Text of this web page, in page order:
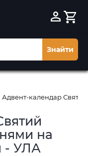
Знайти
Адвент-календар
на
- УЛА